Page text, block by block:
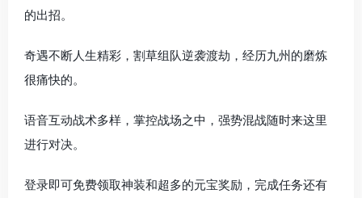
的出招。
奇遇不断人生精彩，割草组队逆袭渡劫，经历九州的磨炼
很痛快的。
语音互动战术多样，掌控战场之中，强势混战随时来这里
进行对决。
登录即可免费领取神装和超多的元宝奖励，完成任务还有